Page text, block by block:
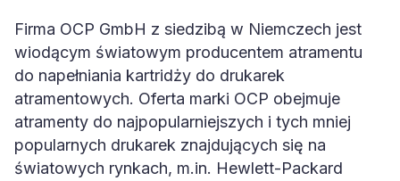
Firma OCP GmbH z siedzibą w Niemczech jest
wiodącym światowym producentem atramentu
do napełniania kartridży do drukarek
atramentowych. Oferta marki OCP obejmuje
atramenty do najpopularniejszych i tych mniej
popularnych drukarek znajdujących się na
światowych rynkach, m.in. Hewlett-Packard